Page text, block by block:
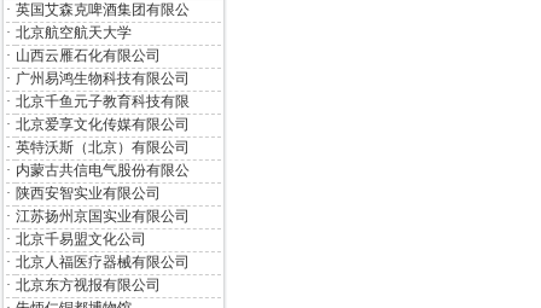
· 英国艾森克啤酒集团有限公
· 北京航空航天大学
· 山西云雁石化有限公司
· 广州易鸿生物科技有限公司
· 北京千鱼元子教育科技有限
· 北京爱享文化传媒有限公司
· 英特沃斯（北京）有限公司
· 内蒙古共信电气股份有限公
· 陕西安智实业有限公司
· 江苏扬州京国实业有限公司
· 北京千易盟文化公司
· 北京人福医疗器械有限公司
· 北京东方视报有限公司